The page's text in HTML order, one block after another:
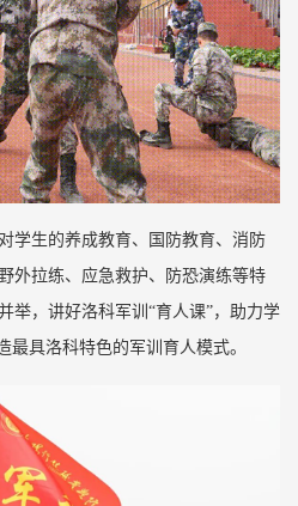
学生的养成教育、国防教育、消防
外拉练、应急救护、防恐演练等特
举，讲好洛科军训“育人课”，助力学
最具洛科特色的军训育人模式。